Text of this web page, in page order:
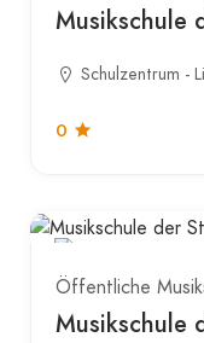
Musikschule
Schulzentrum -
0
Öffentliche
Musikschule